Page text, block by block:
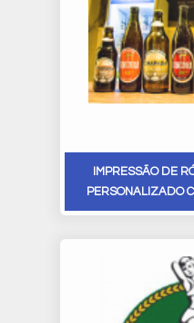
IMPRESSÃO DE
PERSONALIZADO